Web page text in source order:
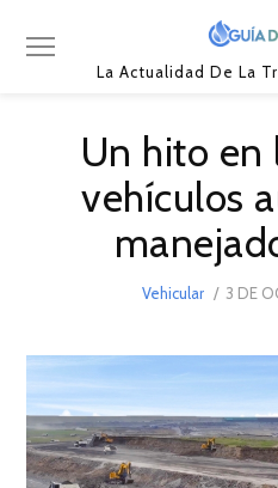
La Actualidad De La
Un hito en
vehículos
Vehicular 3 DE